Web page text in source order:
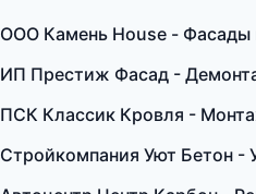
ООО Камень House - Фасады
ИП Престиж Фасад -
ПСК Классик Кровля -
Стройкомпания Уют Бетон -